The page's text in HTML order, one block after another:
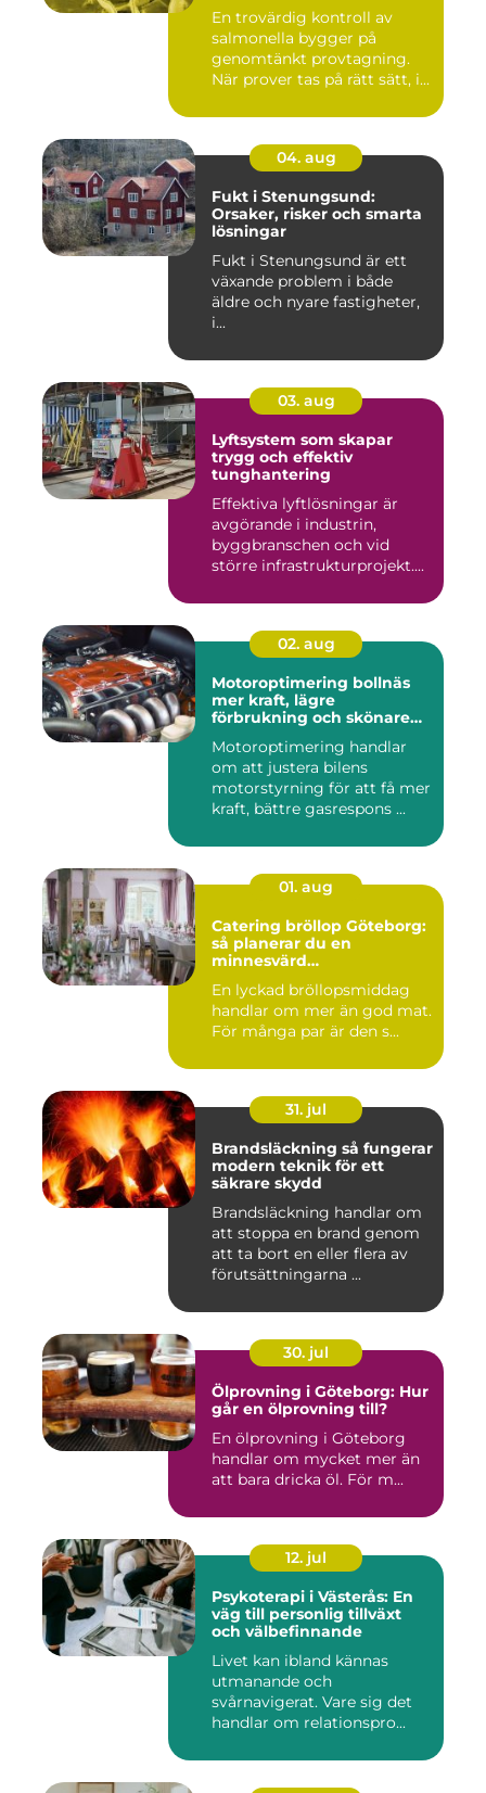
En trovärdig kontroll av
salmonella bygger på
genomtänkt provtagning.
När prover tas på rätt sätt, i...
04. aug
Fukt i Stenungsund:
Orsaker, risker och smarta
lösningar
Fukt i Stenungsund är ett
växande problem i både
äldre och nyare fastigheter,
i...
03. aug
Lyftsystem som skapar
trygg och effektiv
tunghantering
Effektiva lyftlösningar är
avgörande i industrin,
byggbranschen och vid
större infrastrukturprojekt....
02. aug
Motoroptimering bollnäs
mer kraft, lägre
förbrukning och skönare
Motoroptimering handlar
om att justera bilens
motorstyrning för att få mer
kraft, bättre gasrespons ...
01. aug
Catering bröllop Göteborg:
så planerar du en
minnesvärd
En lyckad bröllopsmiddag
handlar om mer än god mat.
För många par är den s...
31. jul
Brandsläckning så fungerar
modern teknik för ett
säkrare skydd
Brandsläckning handlar om
att stoppa en brand genom
att ta bort en eller flera av
förutsättningarna ...
30. jul
Ölprovning i Göteborg: Hur
går en ölprovning till?
En ölprovning i Göteborg
handlar om mycket mer än
att bara dricka öl. För m...
12. jul
Psykoterapi i Västerås: En
väg till personlig tillväxt
och välbefinnande
Livet kan ibland kännas
utmanande och
svårnavigerat. Vare sig det
handlar om relationspro...